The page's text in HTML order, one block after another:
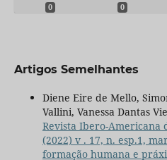
0 0
Artigos Semelhantes
Diene Eire de Mello,
Vallini, Vanessa Dantas
Revista Ibero-Americana
(2022) v . 17, n. esp.1,
formação humana e